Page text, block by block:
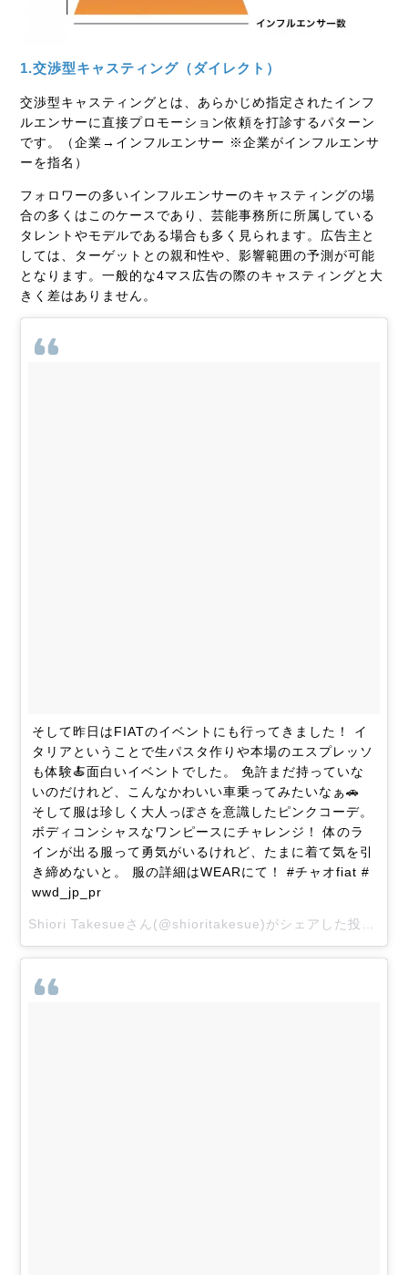
1.交渉型キャスティング（ダイレクト）
交渉型キャスティングとは、あらかじめ指定されたインフ
ルエンサーに直接プロモーション依頼を打診するパターン
です。（企業→インフルエンサー ※企業がインフルエンサ
ーを指名）
フォロワーの多いインフルエンサーのキャスティングの場
合の多くはこのケースであり、芸能事務所に所属している
タレントやモデルである場合も多く見られます。広告主と
しては、ターゲットとの親和性や、影響範囲の予測が可能
となります。一般的な4マス広告の際のキャスティングと大
きく差はありません。
そして昨日はFIATのイベントにも行ってきました！ イ
タリアということで生パスタ作りや本場のエスプレッソ
も体験🍝面白いイベントでした。 免許まだ持っていな
いのだけれど、こんなかわいい車乗ってみたいなぁ🚗
そして服は珍しく大人っぽさを意識したピンクコーデ。
ボディコンシャスなワンピースにチャレンジ！ 体のラ
インが出る服って勇気がいるけれど、たまに着て気を引
き締めないと。 服の詳細はWEARにて！ #チャオfiat #
wwd_jp_pr